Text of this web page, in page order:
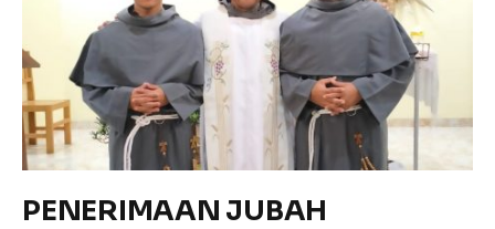
PENERIMAAN JUBAH